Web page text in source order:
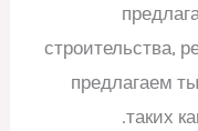
строительства,
предлагаем
таких